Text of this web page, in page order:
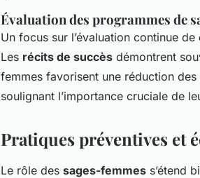
Évaluation des programmes de
Un focus sur l’évaluation continue
Les récits de succès démontrent
femmes favorisent une réduction
soulignant l’importance cruciale de
Pratiques préventives et
Le rôle des sages-femmes s’étend